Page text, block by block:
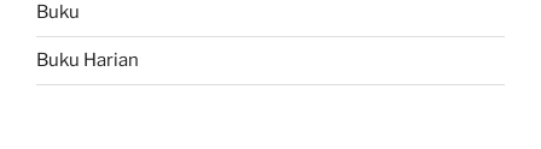
Buku
Buku Harian